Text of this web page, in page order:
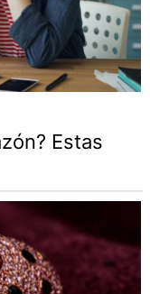
Estas